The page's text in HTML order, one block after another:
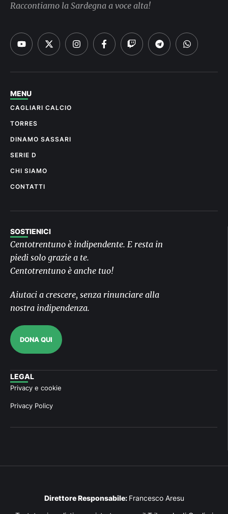
Raccontiamo la Sardegna a voce alta!
MENU
CAGLIARI CALCIO
TORRES
DINAMO SASSARI
SERIE D
CHI SIAMO
CONTATTI
SOSTIENICI
Centotrentuno è indipendente. E resta in
piedi solo grazie a te.
Centotrentuno è anche tuo!
Aiutaci a crescere, senza rinunciare alla
nostra indipendenza.
DONA QUI
LEGAL
Privacy e cookie
Privacy Policy
Direttore Responsabile: Francesco Aresu